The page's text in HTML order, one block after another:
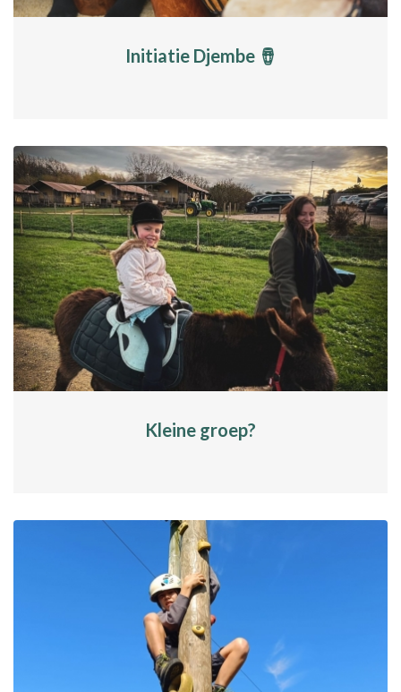
Initiatie Djembe 🪘
Kleine groep?